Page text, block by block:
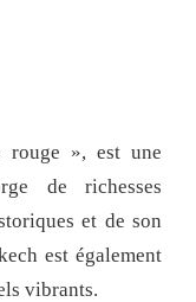
rouge », est une
de richesses
et de son
est également
vibrants.